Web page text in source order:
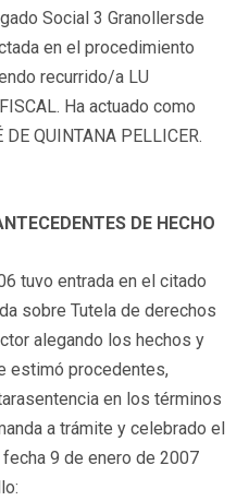
Social 3 Granollersde
en el procedimiento
recurrido/a LU
Ha actuado como
QUINTANA PELLICER.
DE HECHO
tuvo entrada en el citado
sobre Tutela de derechos
alegando los hechos y
estimó procedentes,
en los términos
a trámite y celebrado el
9 de enero de 2007